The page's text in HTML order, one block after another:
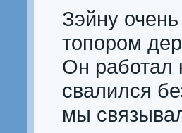
Зэйну
топором
Он работал
свалился
мы